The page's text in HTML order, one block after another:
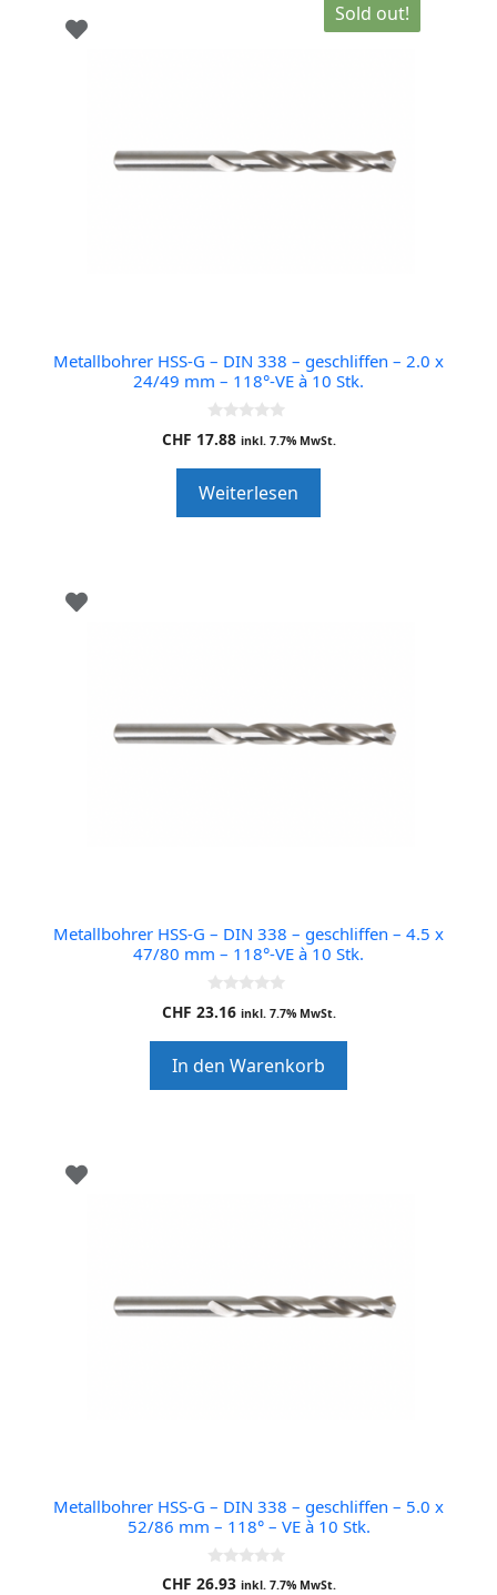
Sold out!
Metallbohrer HSS-G – DIN 338 – geschliffen – 2.0 x
24/49 mm – 118°-VE à 10 Stk.
0
o
o
f
5
CHF 17.88 inkl. 7.7% MwSt.
Weiterlesen
Metallbohrer HSS-G – DIN 338 – geschliffen – 4.5 x
47/80 mm – 118°-VE à 10 Stk.
0
o
o
f
5
CHF 23.16 inkl. 7.7% MwSt.
In den Warenkorb
Metallbohrer HSS-G – DIN 338 – geschliffen – 5.0 x
52/86 mm – 118° – VE à 10 Stk.
0
o
CHF 26.93 inkl. 7.7% MwSt.